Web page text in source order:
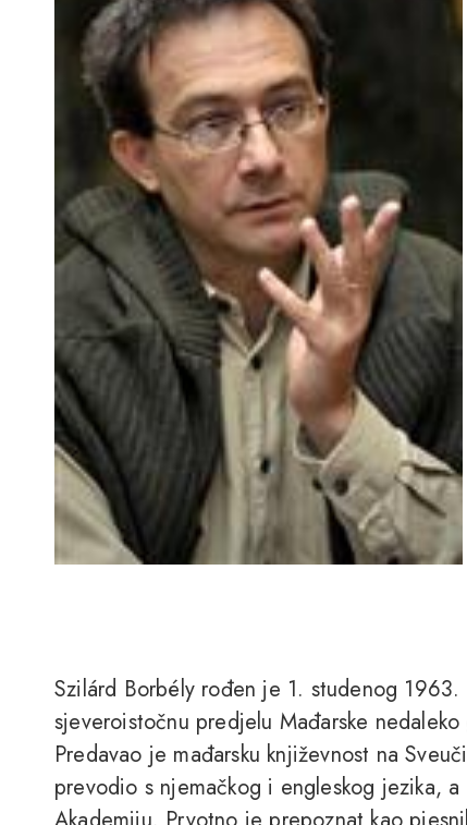
Szilárd Borbély rođen je 1. studenog
sjeveroistočnu predjelu Mađarske
Predavao je mađarsku književnost na
prevodio s njemačkog i engleskog jezika,